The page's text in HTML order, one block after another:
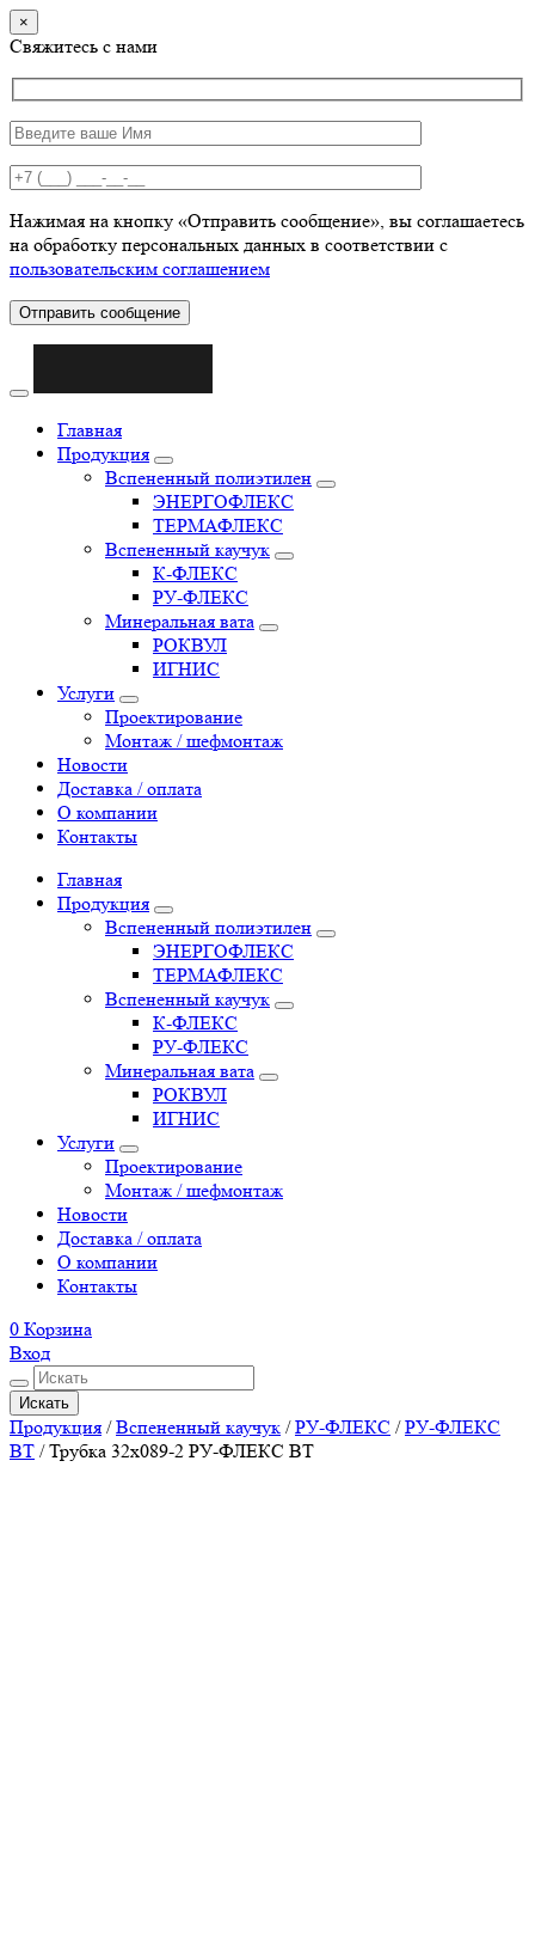
×
Свяжитесь с нами
Нажимая на кнопку «Отправить сообщение», вы соглашаетесь
на обработку персональных данных в соответствии с
пользовательским соглашением
Отправить сообщение
Главная
Продукция
Вспененный полиэтилен
ЭНЕРГОФЛЕКС
ТЕРМАФЛЕКС
Вспененный каучук
К-ФЛЕКС
РУ-ФЛЕКС
Минеральная вата
РОКВУЛ
ИГНИС
Услуги
Проектирование
Монтаж / шефмонтаж
Новости
Доставка / оплата
О компании
Контакты
Главная
Продукция
Вспененный полиэтилен
ЭНЕРГОФЛЕКС
ТЕРМАФЛЕКС
Вспененный каучук
К-ФЛЕКС
РУ-ФЛЕКС
Минеральная вата
РОКВУЛ
ИГНИС
Услуги
Проектирование
Монтаж / шефмонтаж
Новости
Доставка / оплата
О компании
Контакты
0 Корзина
Вход
Искать
Продукция /Вспененный каучук /РУ-ФЛЕКС /РУ-ФЛЕКС
ВТ /Трубка 32х089-2 РУ-ФЛЕКС ВТ